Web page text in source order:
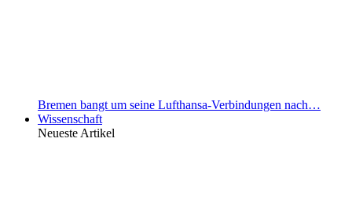
Bremen bangt um seine Lufthansa-Verbindungen nach…
Wissenschaft
Neueste Artikel